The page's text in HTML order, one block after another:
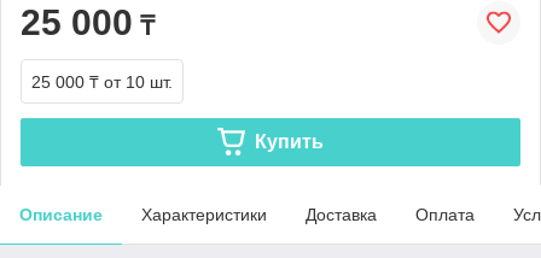
25 000 ₸
25 000 ₸ от 10 шт.
Купить
Описание Характеристики Доставка Оплата